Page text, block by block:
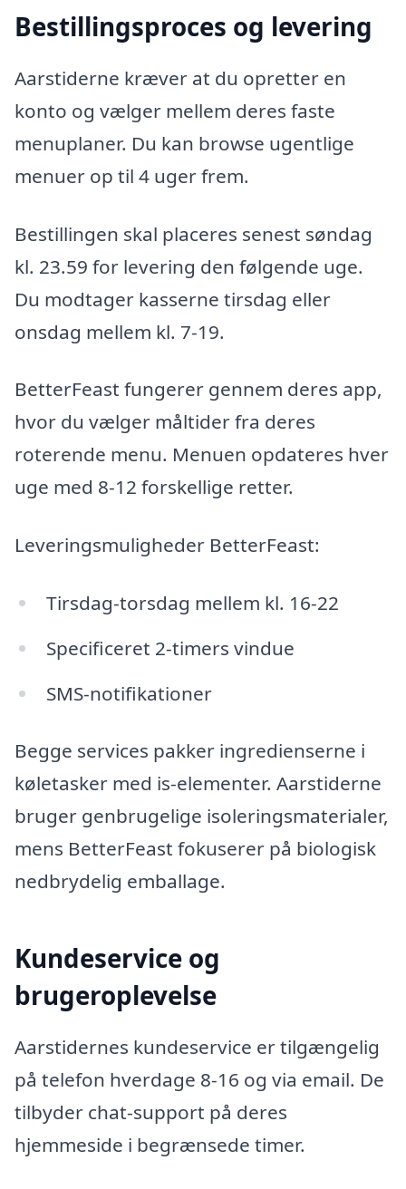
Bestillingsproces og levering
Aarstiderne kræver at du opretter en
konto og vælger mellem deres faste
menuplaner. Du kan browse ugentlige
menuer op til 4 uger frem.
Bestillingen skal placeres senest søndag
kl. 23.59 for levering den følgende uge.
Du modtager kasserne tirsdag eller
onsdag mellem kl. 7-19.
BetterFeast fungerer gennem deres app,
hvor du vælger måltider fra deres
roterende menu. Menuen opdateres hver
uge med 8-12 forskellige retter.
Leveringsmuligheder BetterFeast:
Tirsdag-torsdag mellem kl. 16-22
Specificeret 2-timers vindue
SMS-notifikationer
Begge services pakker ingredienserne i
køletasker med is-elementer. Aarstiderne
bruger genbrugelige isoleringsmaterialer,
mens BetterFeast fokuserer på biologisk
nedbrydelig emballage.
Kundeservice og
brugeroplevelse
Aarstidernes kundeservice er tilgængelig
på telefon hverdage 8-16 og via email. De
tilbyder chat-support på deres
hjemmeside i begrænsede timer.